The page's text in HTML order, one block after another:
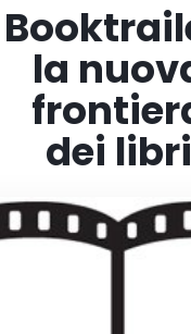
la
dei libri